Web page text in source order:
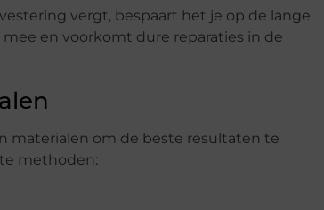
vergt, bespaart het je op de lange
en voorkomt dure reparaties in de
materialen om de beste resultaten te
methoden: